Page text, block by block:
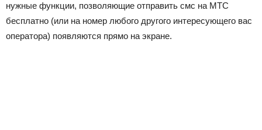
нужные функции, позволяющие отправить смс на МТС
бесплатно (или на номер любого другого интересующего вас
оператора) появляются прямо на экране.